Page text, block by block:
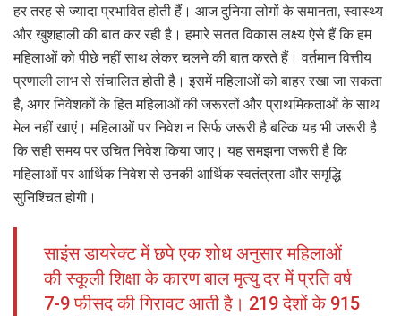
हर तरह से ज्यादा प्रभावित होती हैं। आज दुनिया लोगों के समानता, स्वास्थ्य
और खुशहाली की बात कर रही है। हमारे सतत विकास लक्ष्य ऐसे हैं कि हम
महिलाओं को पीछे नहीं साथ लेकर चलने की बात करते हैं। वर्तमान वित्तीय
प्रणाली लाभ से संचालित होती है। इसमें महिलाओं को बाहर रखा जा सकता
है, अगर निवेशकों के हित महिलाओं की जरूरतों और प्राथमिकताओं के साथ
मेल नहीं खाएं। महिलाओं पर निवेश न सिर्फ जरूरी है बल्कि यह भी जरूरी है
कि सही समय पर उचित निवेश किया जाए। यह समझना जरूरी है कि
महिलाओं पर आर्थिक निवेश से उनकी आर्थिक स्वतंत्रता और समृद्धि
सुनिश्चित होगी।
साइंस डायरेक्ट में छपे एक शोध अनुसार महिलाओं
की स्कूली शिक्षा के कारण बाल मृत्यु दर में प्रति वर्ष
7-9 फीसद की गिरावट आती है। 219 देशों के 915